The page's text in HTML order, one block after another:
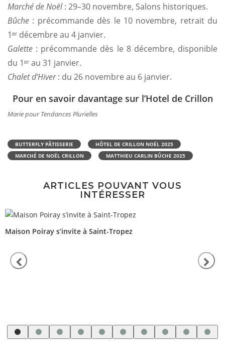
Marché de Noël: 29–30 novembre, Salons historiques.
Bûche : précommande dès le 10 novembre, retrait du
1ᵉʳ décembre au 4 janvier.
Galette : précommande dès le 8 décembre, disponible
du 1ᵉʳ au 31 janvier.
Chalet d’Hiver: du 26 novembre au 6 janvier.
Pour en savoir davantage sur l’Hotel de Crillon
Marie pour Tendances Plurielles
BUTTERFLY PÂTISSERIE
HÔTEL DE CRILLON NOËL 2025
MARCHÉ DE NOËL CRILLON
MATTHIEU CARLIN BÛCHE 2025
ARTICLES POUVANT VOUS
INTÉRESSER
Maison Poiray s’invite à Saint-Tropez